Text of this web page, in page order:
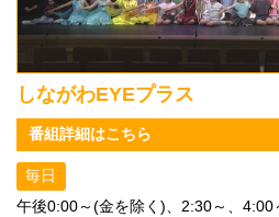
しながわEYEプラス
番組詳細はこちら
毎日
午後0:00～(金を除く)、2:30～、4:00